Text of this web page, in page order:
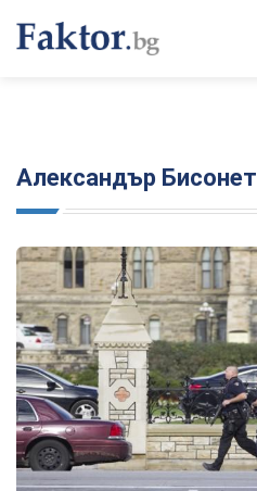
Александър Бисонет